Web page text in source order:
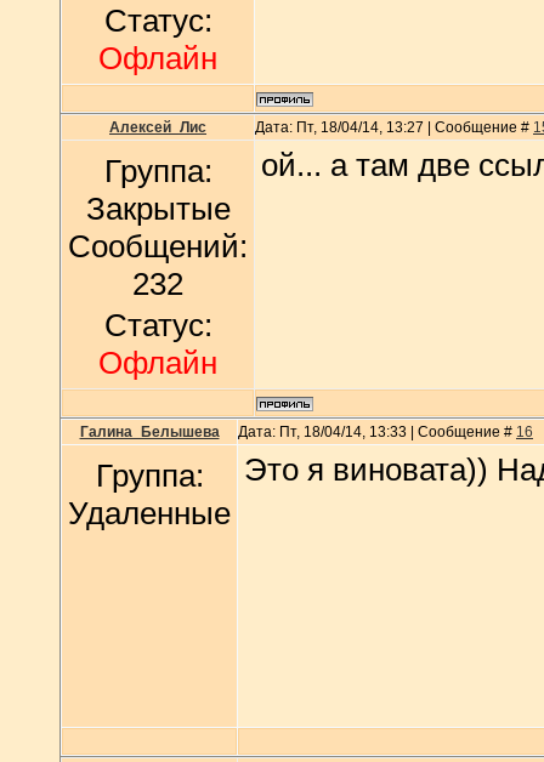
Статус:
Офлайн
Алексей_Лис Дата: Пт, 18/04/14, 13:27 | Сообщение #
Группа:
Закрытые
Сообщений:
232
Статус:
Офлайн
ой... а там две
Галина_Белышева Дата: Пт, 18/04/14, 13:33 | Сообщение # 16
Группа:
Удаленные
Это я виновата))